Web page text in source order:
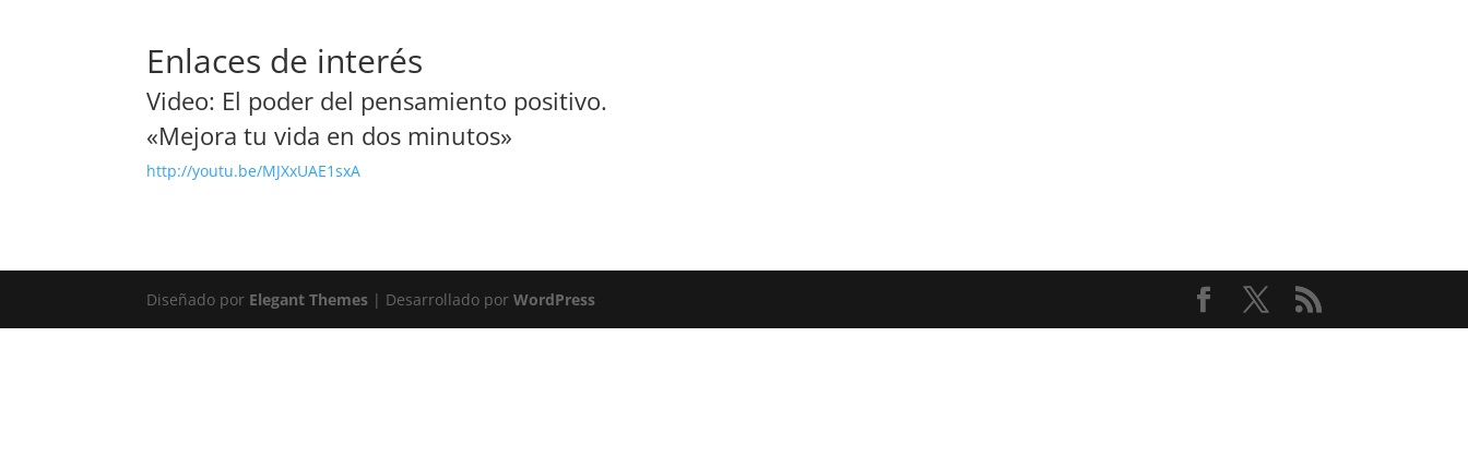
Enlaces de interés
Video: El poder del pensamiento positivo.
«Mejora tu vida en dos minutos»
http://youtu.be/MJXxUAE1sxA
Diseñado por Elegant Themes | Desarrollado porWordPress